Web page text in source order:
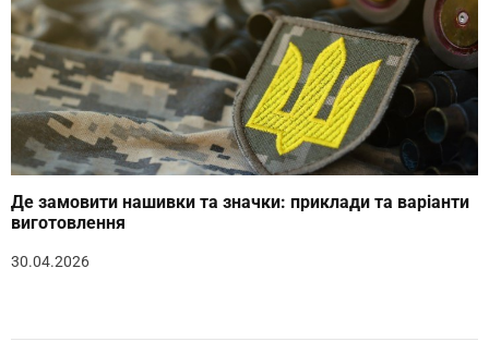
Де замовити нашивки та значки: приклади та варіанти
виготовлення
30.04.2026